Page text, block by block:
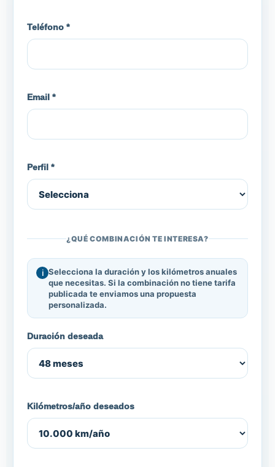
Teléfono *
Email *
Perfil *
¿QUÉ COMBINACIÓN TE INTERESA?
Selecciona la duración y los kilómetros anuales
que necesitas. Si la combinación no tiene tarifa
publicada te enviamos una propuesta
personalizada.
Duración deseada
Kilómetros/año deseados